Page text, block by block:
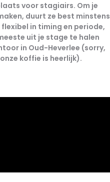
voor stagiairs. Om je
duurt ze best minstens
flexibel in timing en periode,
uit je stage te halen
in Oud-Heverlee (sorry,
koffie is heerlijk).